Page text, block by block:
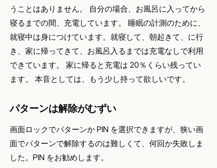
うことはありません。 自分の場合、お風呂に入ってから
寝るまでの間、充電しています。 睡眠の計測のために、
就寝中は身につけています。就寝して、朝起きて、に行
き、家に帰ってきて、お風呂入るまでは充電なしで利用
できています。 家に帰ると充電は 20％くらい残ってい
ます。 本音としては、もう少し持って欲しいです。
パターンは解除がむずい
画面ロックでパターンか PIN を選択できますが、狭い画
面でパターンで解除するのは難しくて、何回か失敗しま
した。PIN をお勧めします。